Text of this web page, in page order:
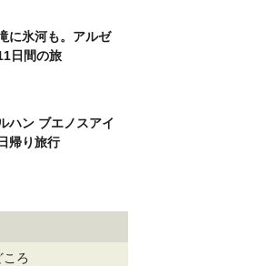
に氷河も。アルゼ
日間の旅
ハン ブエノスアイ
帰り旅行
ろ